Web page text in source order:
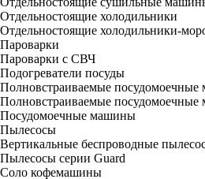
Отдельностоящие холодильники
Отдельностоящие холодильники-
Пароварки
Пароварки с СВЧ
Подогреватели посуды
Полновстраиваемые
Полновстраиваемые
Посудомоечные машины
Пылесосы
Вертикальные беспроводные
Пылесосы серии Guard
Соло кофемашины